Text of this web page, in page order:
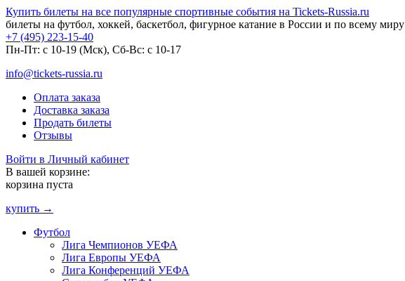
Купить билеты на все популярные спортивные события на Tickets-Russia.ru
билеты на футбол, хоккей, баскетбол, фигурное катание в России и по всему миру
+7 (495) 223-15-40
Пн-Пт: c 10-19 (Мск), Сб-Вс: с 10-17
info@tickets-russia.ru
Оплата заказа
Доставка заказа
Продать билеты
Отзывы
Войти в Личный кабинет
В вашей корзине:
корзина пуста
купить →
Футбол
Лига Чемпионов УЕФА
Лига Европы УЕФА
Лига Конференций УЕФА